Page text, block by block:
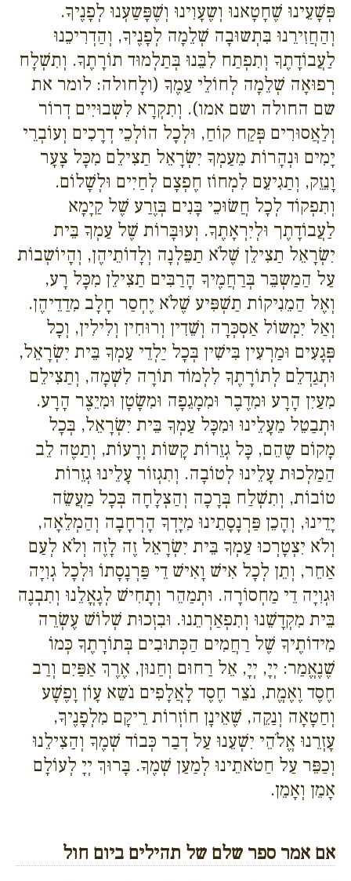
פְּשָׁעֵינוּ שֶׁחָטָאנוּ וְשֶעָוִינוּ וְשֶׁפָּשַעְנוּ לְפָנֶיךָ.
וְהַחֲזִירֵנוּ בִּתְשוּבָה שְׁלֵמָה לְפָנֶיךָ, וְהַדְרִיכֵנוּ
לַעֲבוֹדָתֶךָ וְתִפְתַח לִבֵּנוּ בְּתַלְמוּד תוֹרָתֶךָ. וְתִשְׁלָח
רְפוּאָה שְׁלֵמָה לְחוֹלֵי עַמֶךָ (ולָחולה: לומר את
שם החולה ושם אמו). וְתִקְרָא לִשְבוּיִים דְרוֹר
וְלַאֲסוּרִים פְּקַח קוֹחַ, וּלְכָל הוֹלְכֵי דְרָכִים וְעוֹבְרֵי
יָמִים וּנְהָרוֹת מֵעַמְךָ יִשְׂרָאֵל תַצִילֵם מִכָּל צָעָר
וָנֵזֵק, וְתַגִיעֵם לִמְחוֹז חֶפְצָם לְחַיִים וּלְשָׁלוֹם.
וְתִפְקוֹד לְכָל חֲשׂוּכֵי בָּנִים בְּזֶרַע שֶׁל קַיָמָא
לַעֲבוֹדָתֶך וּלְיִרְאָתֶךָ. וְעוּבָּרוֹת שֶׁל עַמְךָ בֵּית
יִשְׂרָאֵל תַצִילֵן שֶׁלֹא תַפֵּלְנָה וְלָדוֹתֵיהֶן, וְהָיוֹשְבוֹת
עַל הַמַשְבֵּר בְּרַחֲמֶיךָ הָרַבִּים תַצִילֵן מִכָּל רָע,
וְאֶל הַמֵנִיקוֹת תַשְׁפִּיע שֶׁלֹא יֶחְסַר חָלָב מִדַדֵיהֶן.
וְאַל יִמְשוֹל אַסְכְּרָה וְשֵׁדִין וְרוּחִין וְלִילִין, וְכָל
פְּגָעִים וּמַרְעִין בִּישִׁין בְּכָל יַלְדֵי עַמְךָ בֵּית יִשְׂרָאֵל,
וּתְגַדְלֵם לְתוֹרָתֶךָ לִלְמוֹד תוֹרָה לִשְׁמָה, וְתַצִילֵם
מִעַיִן הָרָע וּמִדֶבֶר וּמִמָגֵפָה וּמִשָׂטָן וּמִיֵצֶר הָרָע.
וּתְבַטֵל מֵעָלֵינוּ וּמִכָּל עַמְךָ בֵּית יִשְׂרָאֵל, בְּכָל
מָקוֹם שֶהֵם, כָּל גְזֵרוֹת קָשוֹת וְרָעוֹת, וְתַטֶה לֵב
הַמַלְכוּת עָלֵינוּ לְטוֹבָה. וְתִגְזוֹר עָלֵינוּ גְזֵרוֹת
טוֹבוֹת, וְתִשְׁלַח בְּרָכָה וְהַצְלָחָה בְּכָל מַעֲשֵׂה
יָדֵינוּ, וְהָכֵן פַּרְנָסָתֵינוּ מִיָדְךָ הָרְחָבָה וְהַמְלֵאָה,
וְלֹא יִצְטָרְכוּ עַמְךָ בֵּית יִשְׂרָאֵל זֶה לָזֶה וְלֹא לְעַם
אַחֵר, וְתֵן לְכָל אִישׁ וָאִישׁ דֵי פַּרְנָסָתוֹ וּלְכָל גְוִיָה
וּגְוִיָה דֵי מַחְסוֹרָה. וּתְמַהֵר וְתָחִישׁ לְגָאֳלֵנוּ וְתִבְנֶה
בֵּית מִקְדָשֵׁנוּ וְתִפְאַרְתֵנוּ. וּבִזְכוּת שְׁלוֹשׁ עֶשְׂרֵה
מִידוֹתֶיךָ שֶׁל רַחֲמִים הַכְּתוּבִים בְּתוֹרָתֶךָ כְּמוֹ
שֶׁנֶאֱמַר: יְיָ, יְיָ, אֵל רַחוּם וְחַנוּן, אֶרֶךְ אַפַּיִם וְרַב
חֶסֶד וֶאֶמֱת, נֹצֵר חֶסֶד לָאֲלָפִים נֹשֵא עָוֹן וָפֶשָׁע
וְחַטָאָה וְנַקֵה, שֶׁאֵינָן חוֹזְרוֹת רֵיקָם מִלְפָנֶיךָ,
עָזְרֵנוּ אֱלֹהֵי יִשְׁעֵנוּ עַל דְבַר כְּבוֹד שְׁמֶךָ וְהַצִילֵנוּ
וְכַפֵּר עַל חַטֹאתֵינוּ לְמַעַן שְׁמֶךָ. בָּרוּךְ יְיָ לְעוֹלָם
אָמֵן וְאָמֵן.
אם אמר ספר שלם של תהילים ביום חול